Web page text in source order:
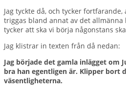
Jag tyckte då, och tycker
triggas bland annat av det allmänna
tycker att ska vi börja någonstans
Jag klistrar in texten från då nedan:
Jag började det gamla inlägget om
bra han egentligen är. Klipper
väsentligheterna.